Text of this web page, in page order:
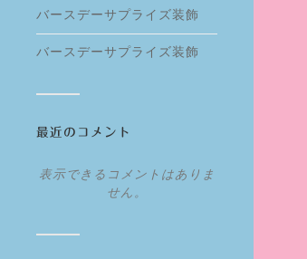
バースデーサプライズ装飾
バースデーサプライズ装飾
最近のコメント
表示できるコメントはありま
せん。